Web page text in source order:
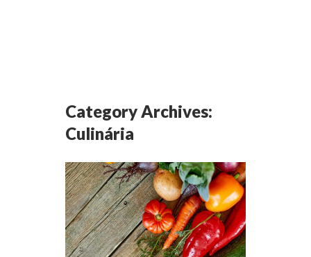
Category Archives:
Culinária